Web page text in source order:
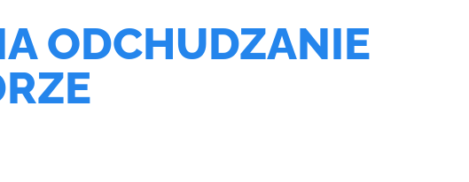
ODCHUDZANIE